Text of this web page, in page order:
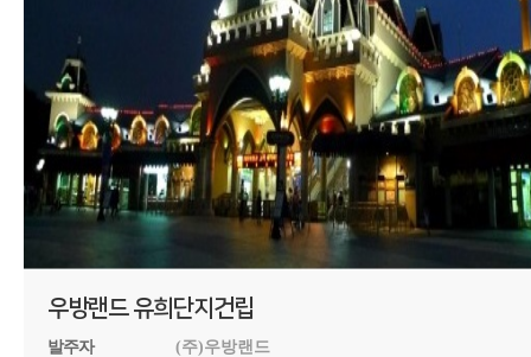
우방랜드 유희단지건립
발주자
(주)우방랜드